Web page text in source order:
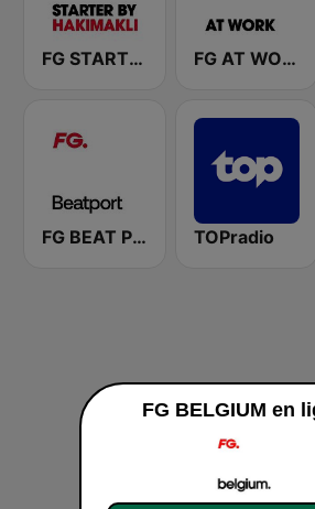
FG STARTER By HAKIMAKLI FG AT WORK
FG BEAT PORT TOPradio
FG BELGIUM en